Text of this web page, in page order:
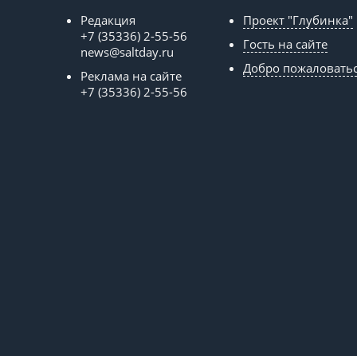
Редакция
+7 (35336) 2-55-56
news@saltday.ru
Реклама на сайте
+7 (35336) 2-55-56
Проект "Глубинка"
Гость на сайте
Добро